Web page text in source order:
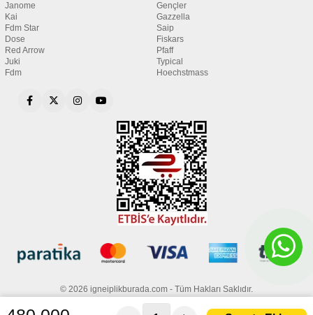
Janome
Kai
Fdm Star
Dose
Red Arrow
Juki
Fdm
Gençler
Gazzella
Saip
Fiskars
Pfaff
Typical
Hoechstmass
© 2026 igneiplikburada.com - Tüm Hakları Saklıdır.